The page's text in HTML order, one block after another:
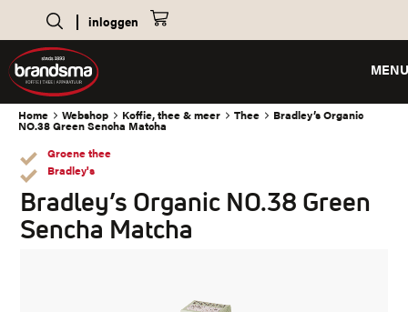
inloggen
MENU
Home Webshop Koffie, thee & meer Thee Bradley’s Organic
NO.38 Green Sencha Matcha
Groene thee
Bradley's
Bradley’s Organic NO.38 Green
Sencha Matcha